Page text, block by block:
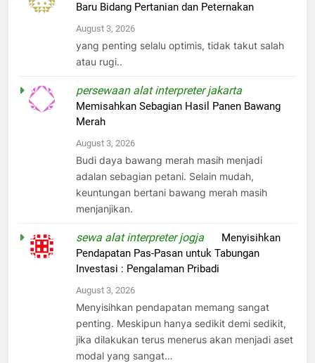
Baru Bidang Pertanian dan Peternakan
August 3, 2026
yang penting selalu optimis, tidak takut salah
atau rugi..
persewaan alat interpreter jakarta
Memisahkan Sebagian Hasil Panen Bawang
Merah
August 3, 2026
Budi daya bawang merah masih menjadi
adalan sebagian petani. Selain mudah,
keuntungan bertani bawang merah masih
menjanjikan.
sewa alat interpreter jogja
Menyisihkan
Pendapatan Pas-Pasan untuk Tabungan
Investasi : Pengalaman Pribadi
August 3, 2026
Menyisihkan pendapatan memang sangat
penting. Meskipun hanya sedikit demi sedikit,
jika dilakukan terus menerus akan menjadi aset
modal yang sangat…